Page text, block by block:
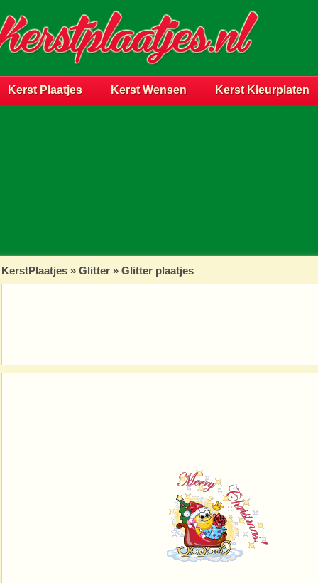
Kerst Plaatjes Kerst Wensen Kerst Kleurplaten
KerstPlaatjes » Glitter » Glitter plaatjes